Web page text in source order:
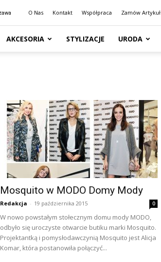
O Nas Kontakt Współpraca Zamów Artykuł
AKCESORIA STYLIZACJE URODA
Mosquito w MODO Domy Mody
Redakcja - 19 października 2015 0
W nowo powstałym stołecznym domu mody MODO,
odbyło się uroczyste otwarcie butiku marki Mosquito.
Projektantką i pomysłodawczynią Mosquito jest Alicja
Komar, która postanowiła połączyć...